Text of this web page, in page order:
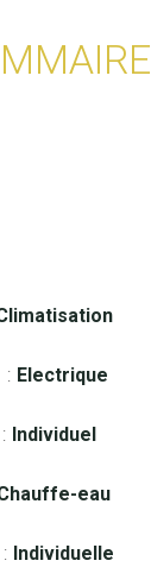
Electrique
Individuel
eau
Individuelle